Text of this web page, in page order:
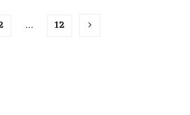
… 12